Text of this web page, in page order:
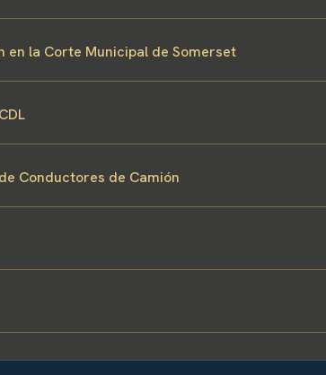
en la Corte Municipal de Somerset
Conductores de Camión